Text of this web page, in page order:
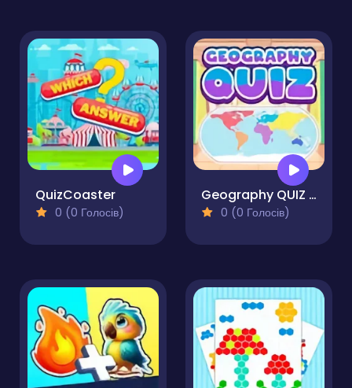
QuizCoaster
0 (0 Голосів)
Geography QUIZ Game
0 (0 Голосів)